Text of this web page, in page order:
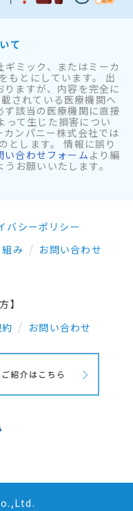
て
ミック、またはミーカ
もとにしています。 出
ますが、内容を完全に
されている医療機関へ
該当の医療機関に直接
って生じた損害につい
ンパニー株式会社では
とします。 情報に誤り
い合わせフォームより編
お願いいたします。
バシーポリシー
み
お問い合わせ
】
お問い合わせ